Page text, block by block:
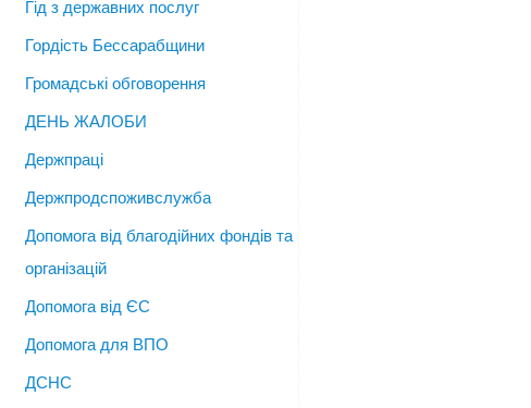
Гід з державних послуг
Гордість Бессарабщини
Громадські обговорення
ДЕНЬ ЖАЛОБИ
Держпраці
Держпродспоживслужба
Допомога від благодійних фондів та
організацій
Допомога від ЄС
Допомога для ВПО
ДСНС